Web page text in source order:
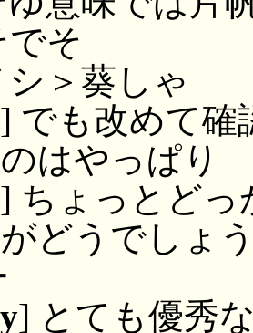
そ
＞葵しゃ
] でも改めて確
はやっぱり
] ちょっとどっ
どうでしょ
] とても優秀